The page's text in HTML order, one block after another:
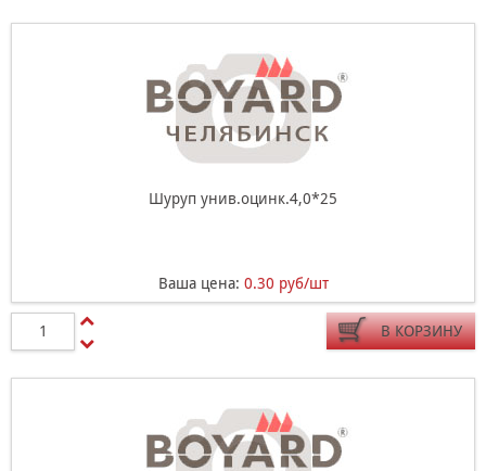
Шуруп унив.оцинк.4,0*25
Ваша цена: 0.30 руб/шт
В КОРЗИНУ